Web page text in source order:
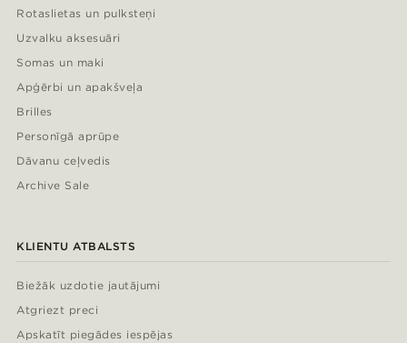
Rotaslietas un pulksteņi
Uzvalku aksesuāri
Somas un maki
Apģērbi un apakšveļa
Brilles
Personīgā aprūpe
Dāvanu ceļvedis
Archive Sale
KLIENTU ATBALSTS
Biežāk uzdotie jautājumi
Atgriezt preci
Apskatīt piegādes iespējas